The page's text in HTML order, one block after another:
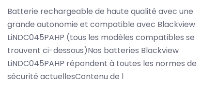
Batterie rechargeable de haute qualité avec une
grande autonomie et compatible avec Blackview
LiNDC045PAHP (tous les modèles compatibles se
trouvent ci-dessous)Nos batteries Blackview
LiNDC045PAHP répondent à toutes les normes de
sécurité actuellesContenu de l